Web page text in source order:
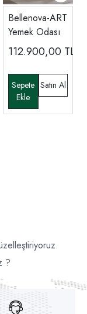
Bellenova-ART
Yemek Odası
112.900,00 TL
?